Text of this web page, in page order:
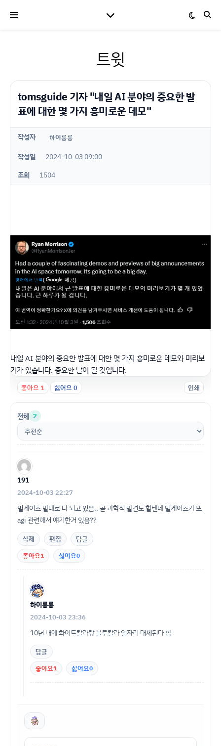
트윗
tomsguide 기자 "내일 AI 분야의 중요한 발
표에 대한 몇 가지 흥미로운 데모"
작성자 하이룽룽
작성일
2024-10-03 09:00
조회
1504
내일 AI 분야의 중요한 발표에 대한 몇 가지 흥미로운 데모와 미리보
기가 있습니다. 중요한 날이 될 것입니다.
좋아요1 싫어요0 인쇄
전체 2
191
2024-10-03 22:27
빌게이츠 말대로 다 되고 있음.. 곧 과학적 발견도 할텐데 빌게이츠가 또
agi 관련해서 얘기한거 있음??
삭제 편집
답글
좋아요1 싫어요0
하이룽룽
2024-10-03 23:36
10년 내에 화이트칼라랑 블루칼라 일자리 대체된다 함
답글
좋아요1 싫어요0